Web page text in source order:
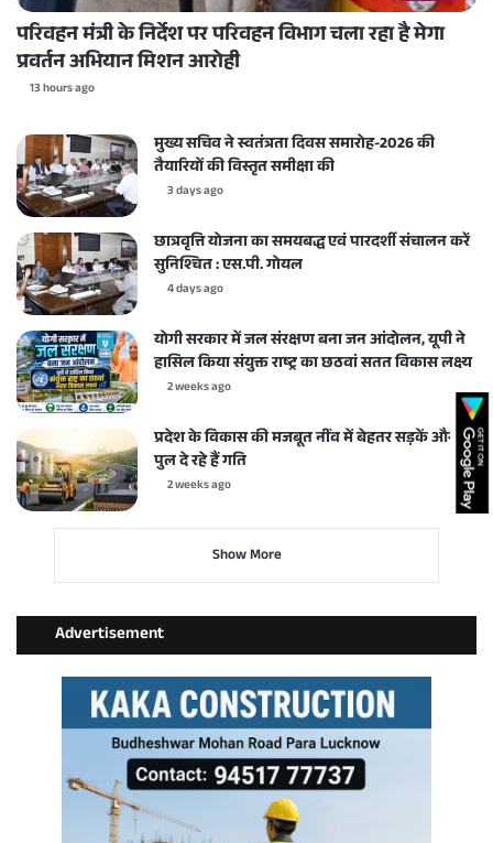
परिवहन मंत्री के निर्देश पर परिवहन विभाग चला रहा है मेगा
प्रवर्तन अभियान मिशन आरोही
13 hours ago
मुख्य सचिव ने स्वतंत्रता दिवस समारोह-2026 की
तैयारियों की विस्तृत समीक्षा की
3 days ago
छात्रवृत्ति योजना का समयबद्ध एवं पारदर्शी संचालन करें
सुनिश्चित : एस.पी. गोयल
4 days ago
योगी सरकार में जल संरक्षण बना जन आंदोलन, यूपी ने
हासिल किया संयुक्त राष्ट्र का छठवां सतत विकास लक्ष्य
2 weeks ago
प्रदेश के विकास की मजबूत नींव में बेहतर सड़कें और
पुल दे रहे हैं गति
2 weeks ago
Show More
Advertisement